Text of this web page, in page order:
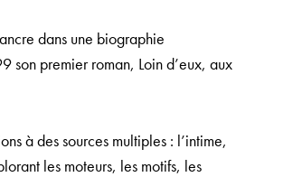
dans une biographie
son premier roman, Loin d’eux, aux
à des sources multiples : l’intime,
les moteurs, les motifs, les